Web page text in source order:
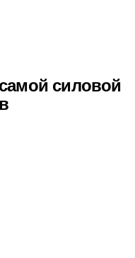
силовой